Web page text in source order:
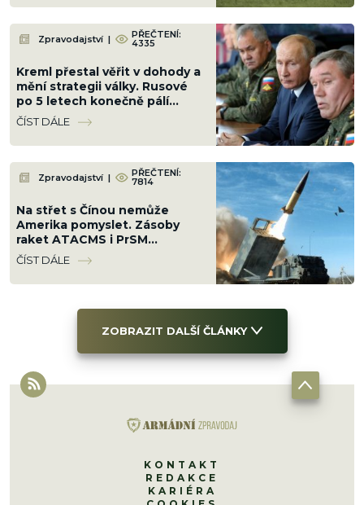
Zpravodajství | PŘEČTENÍ:
4335
Kreml přestal věřit v dohody a
mění strategii války. Rusové
po 5 letech konečně pálí
mosty, které měli spálit dávno
ČÍST DÁLE
Zpravodajství | PŘEČTENÍ:
7814
Na střet s Čínou nemůže
Amerika pomyslet. Zásoby
raket ATACMS i PrSM
vystřílela za 5 měsíců války s
Íránem
ČÍST DÁLE
ZOBRAZIT DALŠÍ ČLÁNKY
KONTAKT
REDAKCE
KARIÉRA